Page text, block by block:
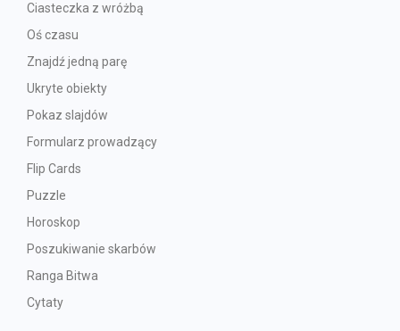
Ciasteczka z wróżbą
Oś czasu
Znajdź jedną parę
Ukryte obiekty
Pokaz slajdów
Formularz prowadzący
Flip Cards
Puzzle
Horoskop
Poszukiwanie skarbów
Ranga Bitwa
Cytaty